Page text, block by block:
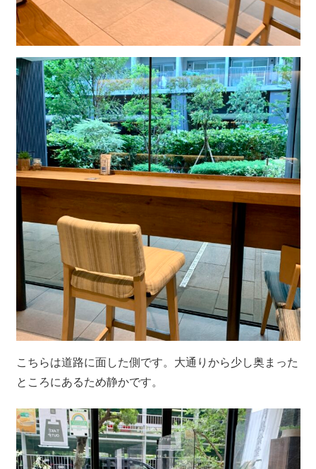
こちらは道路に面した側です。大通りから少し奥まった
ところにあるため静かです。